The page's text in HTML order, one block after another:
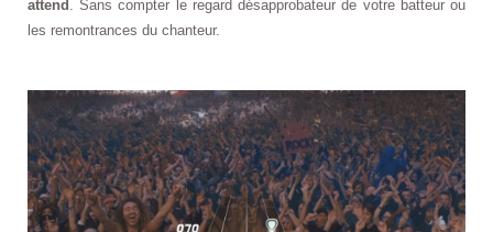
attend . Sans compter le regard désapprobateur de votre batteur ou
les remontrances du chanteur.